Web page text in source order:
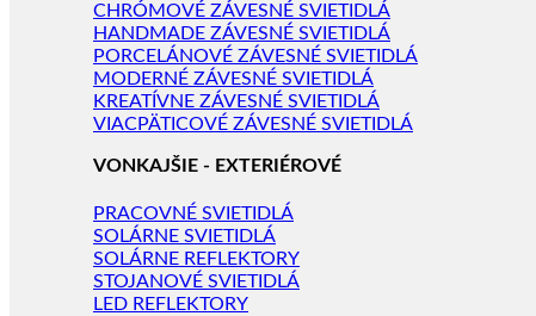
CHRÓMOVÉ ZÁVESNÉ SVIETIDLÁ
HANDMADE ZÁVESNÉ SVIETIDLÁ
PORCELÁNOVÉ ZÁVESNÉ SVIETIDLÁ
MODERNÉ ZÁVESNÉ SVIETIDLÁ
KREATÍVNE ZÁVESNÉ SVIETIDLÁ
VIACPÄTICOVÉ ZÁVESNÉ SVIETIDLÁ
VONKAJŠIE - EXTERIÉROVÉ
PRACOVNÉ SVIETIDLÁ
SOLÁRNE SVIETIDLÁ
SOLÁRNE REFLEKTORY
STOJANOVÉ SVIETIDLÁ
LED REFLEKTORY